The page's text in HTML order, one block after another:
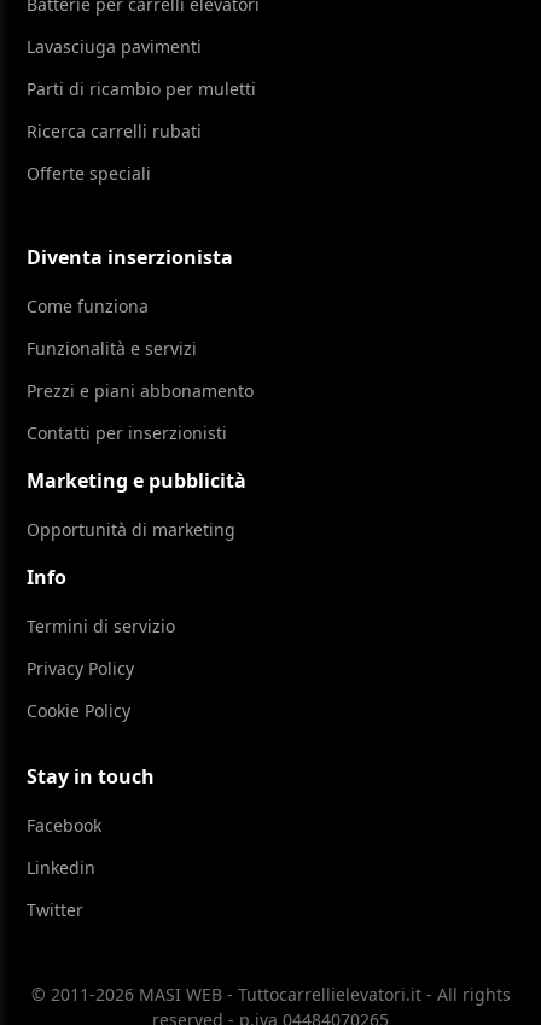
Lavasciuga pavimenti
Parti di ricambio per muletti
Ricerca carrelli rubati
Offerte speciali
Diventa inserzionista
Come funziona
Funzionalità e servizi
Prezzi e piani abbonamento
Contatti per inserzionisti
Marketing e pubblicità
Opportunità di marketing
Info
Termini di servizio
Privacy Policy
Cookie Policy
Stay in touch
Facebook
Linkedin
Twitter
© 2011-2026 MASI WEB - Tuttocarrellielevatori.it - All rights
reserved - p.iva 04484070265